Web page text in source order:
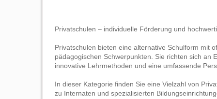
Privatschulen – individuelle Förderung und
Privatschulen bieten eine alternative Schulform mit
pädagogischen Schwerpunkten. Sie richten sich an
innovative Lehrmethoden und eine umfassende
In dieser Kategorie finden Sie eine Vielzahl von
zu Internaten und spezialisierten